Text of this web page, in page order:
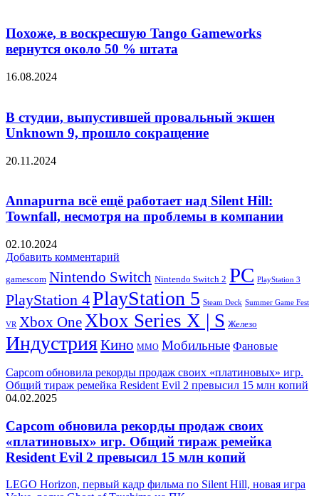
Похоже, в воскресшую Tango Gameworks
вернутся около 50 % штата
16.08.2024
В студии, выпустившей провальный экшен
Unknown 9, прошло сокращение
20.11.2024
Annapurna всё ещё работает над Silent Hill:
Townfall, несмотря на проблемы в компании
02.10.2024
Добавить комментарий
gamescom Nintendo Switch Nintendo Switch 2 PC PlayStation 3
PlayStation 4PlayStation 5 Steam Deck Summer Game Fest
VR Xbox OneXbox Series X | S Железо
ИндустрияКино ММО Мобильные Фановые
Capcom обновила рекорды продаж своих «платиновых» игр.
Общий тираж ремейка Resident Evil 2 превысил 15 млн копий
04.02.2025
Capcom обновила рекорды продаж своих
«платиновых» игр. Общий тираж ремейка
Resident Evil 2 превысил 15 млн копий
LEGO Horizon, первый кадр фильма по Silent Hill, новая игра